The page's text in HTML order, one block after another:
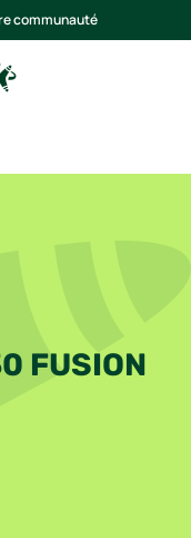
communauté
FUSION